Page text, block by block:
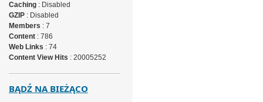
Caching: Disabled
GZIP: Disabled
Members : 7
Content: 786
Web Links : 74
Content View Hits : 20005252
BĄDŹ NA BIEŻĄCO